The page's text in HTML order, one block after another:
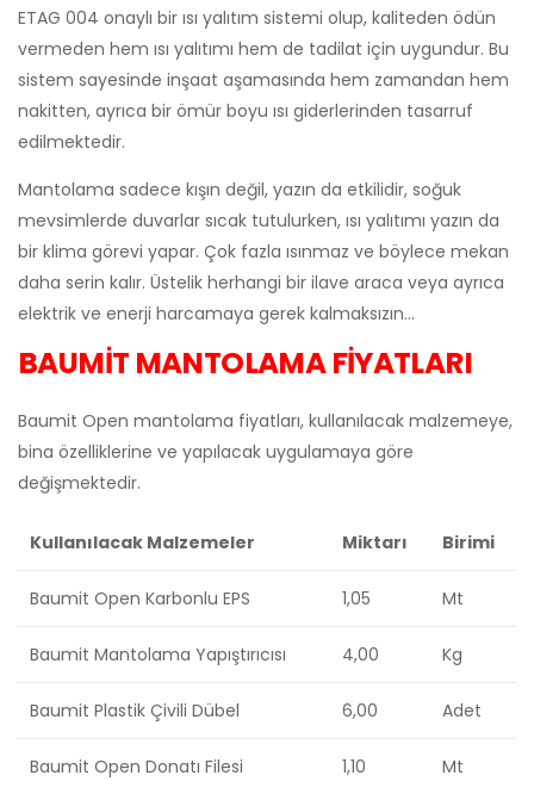
ETAG 004 onaylı bir ısı yalıtım sistemi olup, kaliteden ödün
vermeden hem ısı yalıtımı hem de tadilat için uygundur. Bu
sistem sayesinde inşaat aşamasında hem zamandan hem
nakitten, ayrıca bir ömür boyu ısı giderlerinden tasarruf
edilmektedir.
Mantolama sadece kışın değil, yazın da etkilidir, soğuk
mevsimlerde duvarlar sıcak tutulurken, ısı yalıtımı yazın da
bir klima görevi yapar. Çok fazla ısınmaz ve böylece mekan
daha serin kalır. Üstelik herhangi bir ilave araca veya ayrıca
elektrik ve enerji harcamaya gerek kalmaksızın…
BAUMİT MANTOLAMA FİYATLARI
Baumit Open mantolama fiyatları, kullanılacak malzemeye,
bina özelliklerine ve yapılacak uygulamaya göre
değişmektedir.
Kullanılacak Malzemeler Miktarı Birimi
Baumit Open Karbonlu EPS 1,05 Mt
Baumit Mantolama Yapıştırıcısı 4,00 Kg
Baumit Plastik Çivili Dübel 6,00 Adet
Baumit Open Donatı Filesi 1,10 Mt